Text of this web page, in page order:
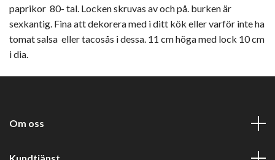
paprikor 80- tal. Locken skruvas av och på. burken är
sexkantig. Fina att dekorera med i ditt kök eller varför inte ha
tomat salsa eller tacosås i dessa. 11 cm höga med lock 10 cm
i dia.
Om oss